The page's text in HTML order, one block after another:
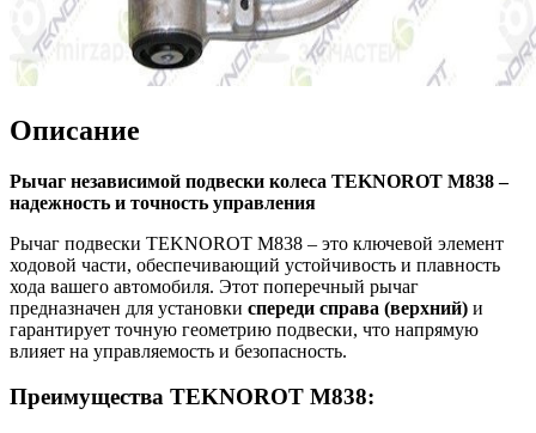
Описание
Рычаг независимой подвески колеса TEKNOROT M838 –
надежность и точность управления
Рычаг подвески TEKNOROT M838 – это ключевой элемент
ходовой части, обеспечивающий устойчивость и плавность
хода вашего автомобиля. Этот поперечный рычаг
предназначен для установки спереди справа (верхний) и
гарантирует точную геометрию подвески, что напрямую
влияет на управляемость и безопасность.
Преимущества TEKNOROT M838: